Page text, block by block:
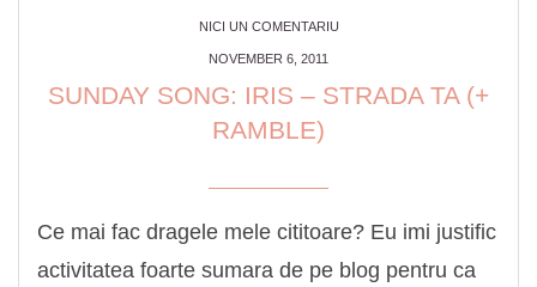
NICI UN COMENTARIU
NOVEMBER 6, 2011
SUNDAY SONG: IRIS – STRADA TA (+
RAMBLE)
Ce mai fac dragele mele cititoare? Eu imi justific
activitatea foarte sumara de pe blog pentru ca